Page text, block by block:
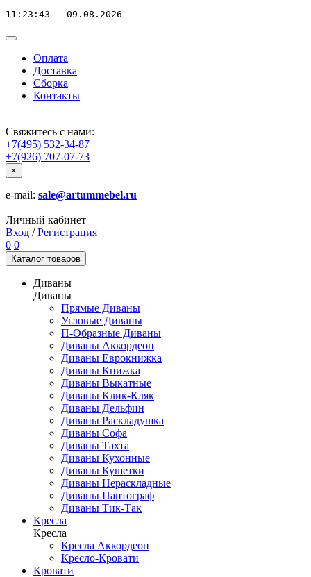
11:23:43 - 09.08.2026
Оплата
Доставка
Сборка
Контакты
Свяжитесь с нами:
+7(495) 532-34-87
+7(926) 707-07-73
×
e-mail: sale@artummebel.ru
Личный кабинет
Вход / Регистрация
0 0
Каталог товаров
Диваны
Диваны
Прямые Диваны
Угловые Диваны
П-Образные Диваны
Диваны Аккордеон
Диваны Еврокнижка
Диваны Книжка
Диваны Выкатные
Диваны Клик-Кляк
Диваны Дельфин
Диваны Раскладушка
Диваны Софа
Диваны Тахта
Диваны Кухонные
Диваны Кушетки
Диваны Нераскладные
Диваны Пантограф
Диваны Тик-Так
Кресла
Кресла
Кресла Аккордеон
Кресло-Кровати
Кровати